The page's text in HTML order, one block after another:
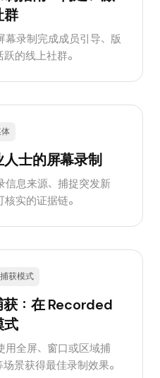
群
幕录制完成成员引导、版
的线上社群。
士的屏幕录制
信息来源、捕捉突发新
实的证据链。
捕获模式
：在 Recorded
式
用全屏、窗口或区域捕
景获得最佳录制效果。